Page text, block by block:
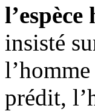
insisté
prédit,